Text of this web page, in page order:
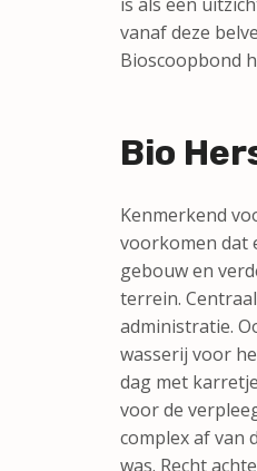
vanaf deze
Bioscoopbond
Bio
Kenmerkend
voorkomen dat
gebouw en
terrein.
administratie.
wasserij voor
dag met
voor de
complex af van
was. Recht